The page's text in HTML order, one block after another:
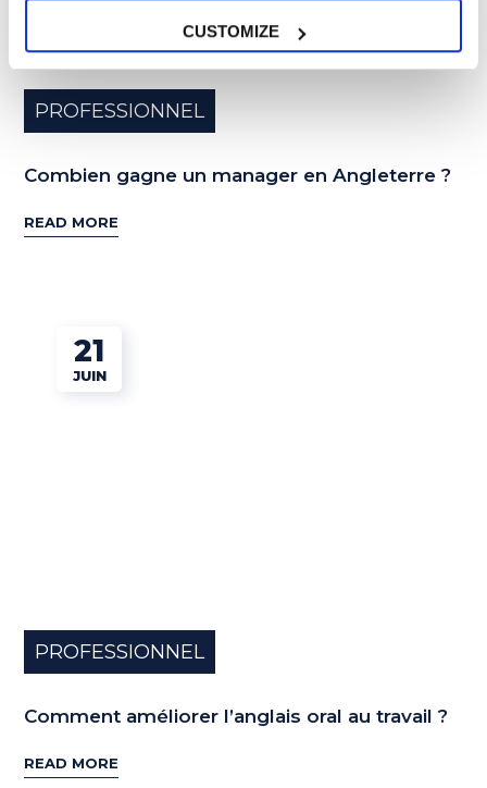
CUSTOMIZE
PROFESSIONNEL
Combien gagne un manager en Angleterre ?
READ MORE
21
JUIN
PROFESSIONNEL
Comment améliorer l’anglais oral au travail ?
READ MORE